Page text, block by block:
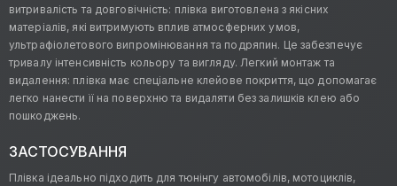
витривалість та довговічність: плівка виготовлена з якісних
матеріалів, які витримують вплив атмосферних умов,
ультрафіолетового випромінювання та подряпин. Це забезпечує
тривалу інтенсивність кольору та вигляду. Легкий монтаж та
видалення: плівка має спеціальне клейове покриття, що допомагає
легко нанести її на поверхню та видаляти без залишків клею або
пошкоджень.
ЗАСТОСУВАННЯ
Плівка ідеально підходить для тюнінгу автомобілів, мотоциклів,